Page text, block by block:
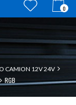
0
CAMION 12V 24V
RGB